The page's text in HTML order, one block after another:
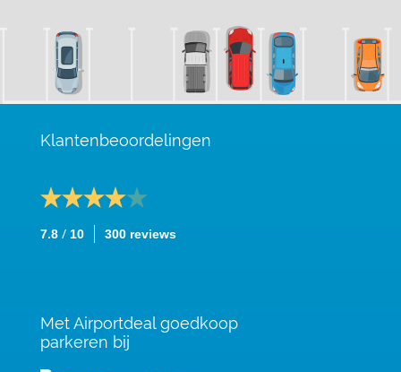
Klantenbeoordelingen
7.8 / 10 300 reviews
Met Airportdeal goedkoop
parkeren bij